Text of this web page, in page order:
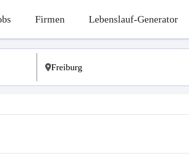
Firmen Lebenslauf-Generator